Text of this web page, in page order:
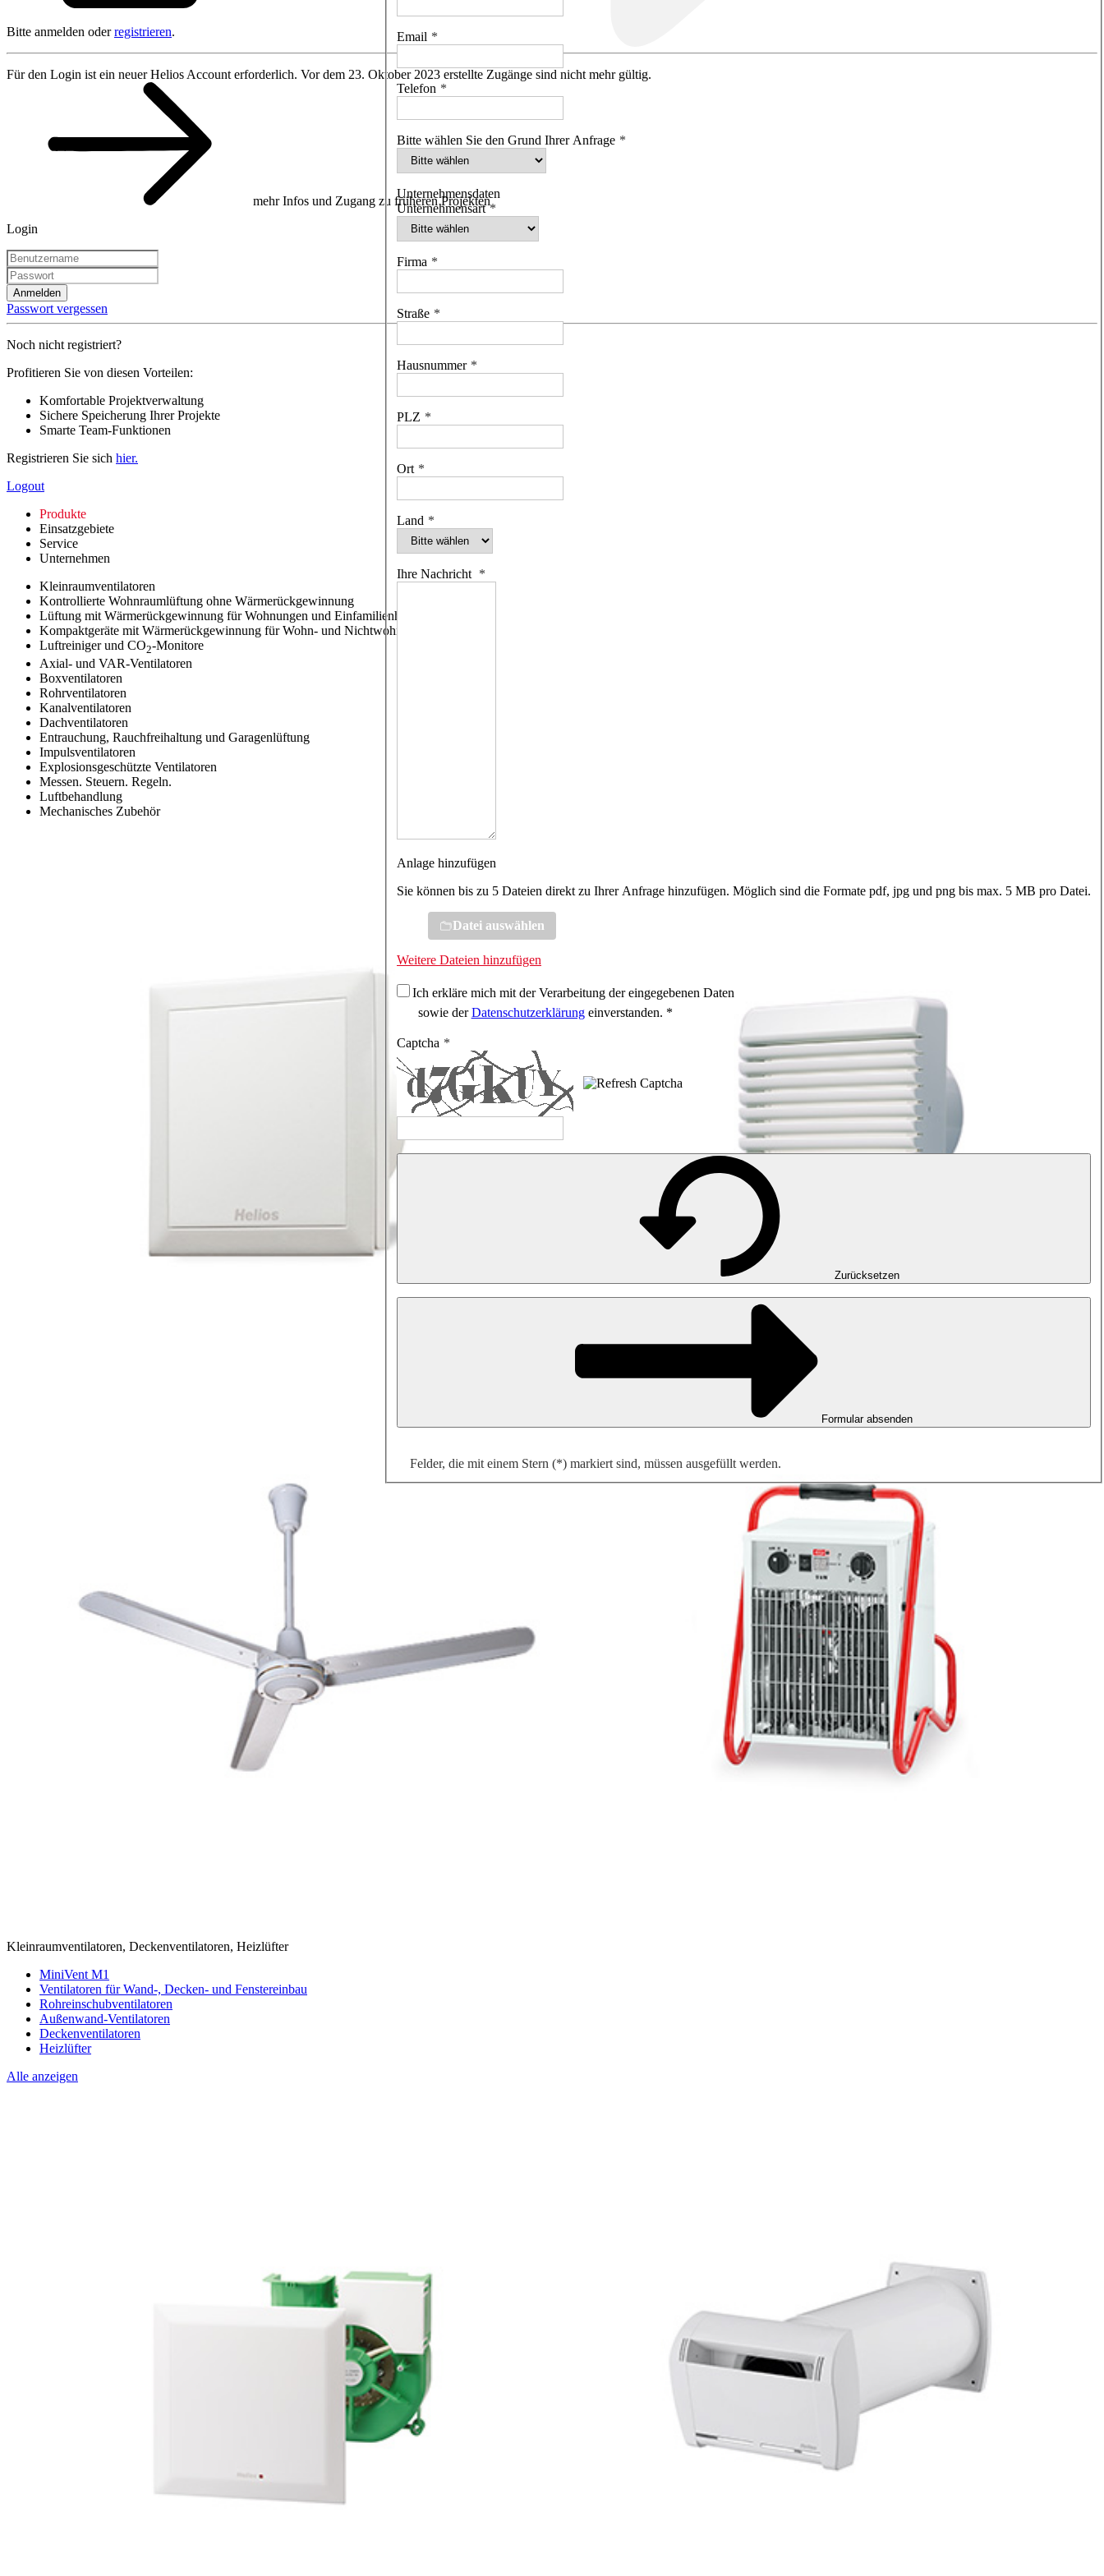
Bitte anmelden oderregistrieren.
Für den Login ist ein neuer Helios Account erforderlich. Vor dem 23. Oktober 2023 erstellte Zugänge sind nicht mehr gültig.
mehr Infos und Zugang zu früheren Projekten
Login
Anmelden
Passwort vergessen
Noch nicht registriert?
Profitieren Sie von diesen Vorteilen:
Komfortable Projektverwaltung
Sichere Speicherung Ihrer Projekte
Smarte Team-Funktionen
Registrieren Sie sich hier.
Logout
Produkte
Einsatzgebiete
Service
Unternehmen
Kleinraumventilatoren
Kontrollierte Wohnraumlüftung ohne Wärmerückgewinnung
Lüftung mit Wärmerückgewinnung für Wohnungen und Einfamilienhäuser
Kompaktgeräte mit Wärmerückgewinnung für Wohn- und Nichtwohngebäude
Luftreiniger und CO2-Monitore
Axial- und VAR-Ventilatoren
Boxventilatoren
Rohrventilatoren
Kanalventilatoren
Dachventilatoren
Entrauchung, Rauchfreihaltung und Garagenlüftung
Impulsventilatoren
Explosionsgeschützte Ventilatoren
Messen. Steuern. Regeln.
Luftbehandlung
Mechanisches Zubehör
Kleinraumventilatoren, Deckenventilatoren, Heizlüfter
MiniVent M1
Ventilatoren für Wand-, Decken- und Fenstereinbau
Rohreinschubventilatoren
Außenwand-Ventilatoren
Deckenventilatoren
Heizlüfter
Alle anzeigen
Email
Telefon
Bitte wählen Sie den Grund Ihrer Anfrage
Unternehmensdaten
Unternehmensart
Firma
Straße
Hausnummer
PLZ
Ort
Land
Ihre Nachricht
Anlage hinzufügen
Sie können bis zu 5 Dateien direkt zu Ihrer Anfrage hinzufügen. Möglich sind die Formate pdf, jpg und png bis max. 5 MB pro Datei.
Datei auswählen
Weitere Dateien hinzufügen
Ich erkläre mich mit der Verarbeitung der eingegebenen Daten
sowie derDatenschutzerklärungeinverstanden. *
Captcha
Zurücksetzen
Formular absenden
Felder, die mit einem Stern (*) markiert sind, müssen ausgefüllt werden.